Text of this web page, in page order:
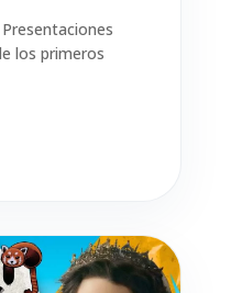
los primeros